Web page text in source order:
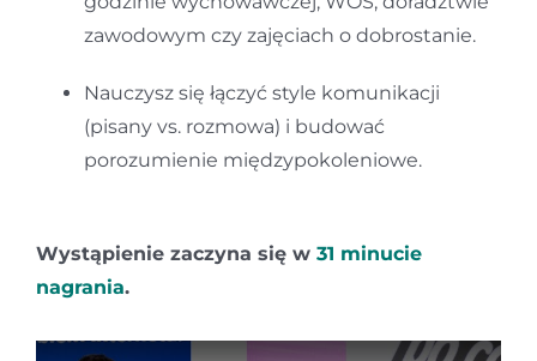
zawodowym czy zajęciach o dobrostanie.
Nauczysz się łączyć style komunikacji
(pisany vs. rozmowa) i budować
porozumienie międzypokoleniowe.
Wystąpienie zaczyna się w31 minucie
nagrania.